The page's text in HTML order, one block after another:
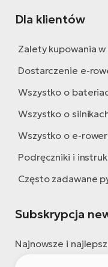
Dla klientów
Zalety kupowania
Dostarczenie e-
Wszystko o
Wszystko o
Wszystko o e-
Podręczniki i
Często zadawane
Subskrypcja
Najnowsze i